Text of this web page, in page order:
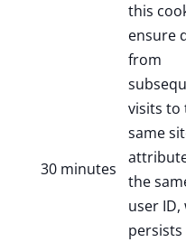
30 minutes
this
ensure
from
visits to
same
the
user ID,
persists